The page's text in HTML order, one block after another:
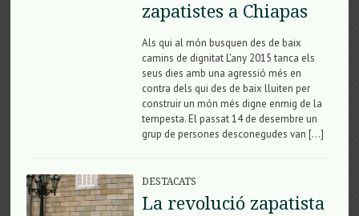
zapatistes a Chiapas
Als qui al món busquen des de baix
camins de dignitat L’any 2015 tanca els
seus dies amb una agressió més en
contra dels qui des de baix lluiten per
construir un món més digne enmig de la
tempesta. El passat 14 de desembre un
grup de persones desconegudes van […]
DESTACATS
La revolució zapatista